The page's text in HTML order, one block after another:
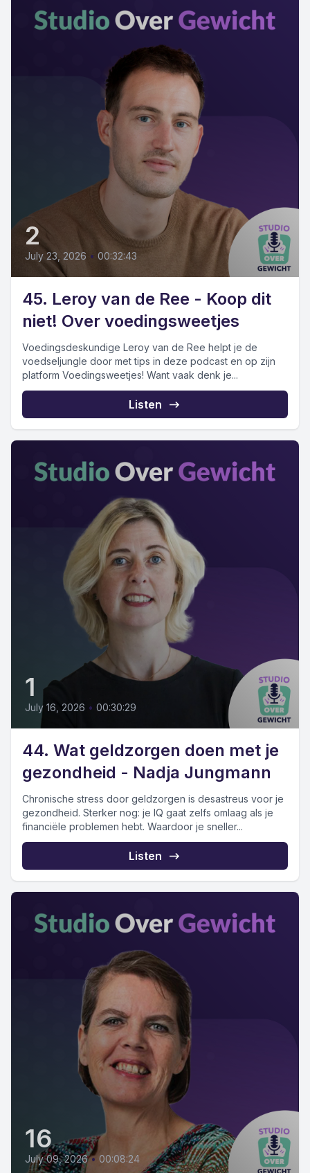
2
July 23, 2026 • 00:32:43
45. Leroy van de Ree - Koop dit
niet! Over voedingsweetjes
Voedingsdeskundige Leroy van de Ree helpt je de
voedseljungle door met tips in deze podcast en op zijn
platform Voedingsweetjes! Want vaak denk je...
Listen
1
July 16, 2026 • 00:30:29
44. Wat geldzorgen doen met je
gezondheid - Nadja Jungmann
Chronische stress door geldzorgen is desastreus voor je
gezondheid. Sterker nog: je IQ gaat zelfs omlaag als je
financiële problemen hebt. Waardoor je sneller...
Listen
16
July 09, 2026 • 00:08:24